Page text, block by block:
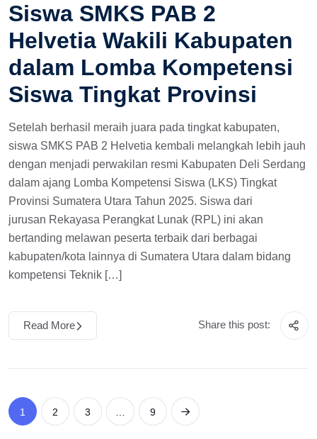
Siswa SMKS PAB 2
Helvetia Wakili Kabupaten
dalam Lomba Kompetensi
Siswa Tingkat Provinsi
Setelah berhasil meraih juara pada tingkat kabupaten,
siswa SMKS PAB 2 Helvetia kembali melangkah lebih jauh
dengan menjadi perwakilan resmi Kabupaten Deli Serdang
dalam ajang Lomba Kompetensi Siswa (LKS) Tingkat
Provinsi Sumatera Utara Tahun 2025. Siswa dari
jurusan Rekayasa Perangkat Lunak (RPL) ini akan
bertanding melawan peserta terbaik dari berbagai
kabupaten/kota lainnya di Sumatera Utara dalam bidang
kompetensi Teknik […]
Read More Share this post:
1 2 3 … 9